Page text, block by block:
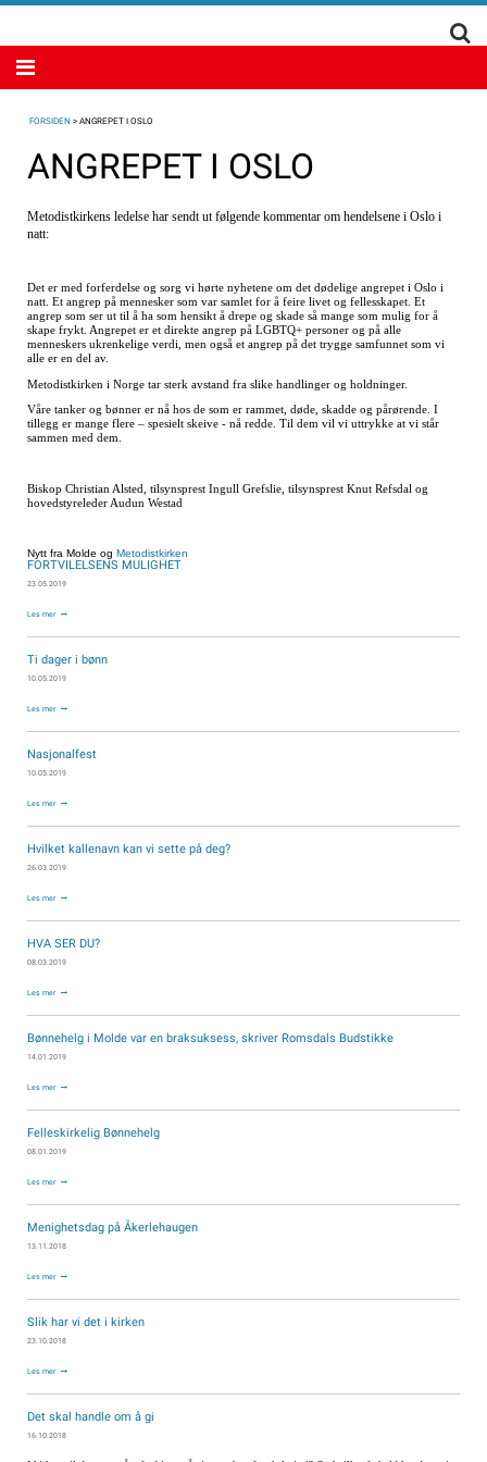
FORSIDEN > ANGREPET I OSLO
ANGREPET I OSLO
Metodistkirkens ledelse har sendt ut følgende kommentar om hendelsene i Oslo i
natt:
Det er med forferdelse og sorg vi hørte nyhetene om det dødelige angrepet i Oslo i
natt. Et angrep på mennesker som var samlet for å feire livet og fellesskapet. Et
angrep som ser ut til å ha som hensikt å drepe og skade så mange som mulig for å
skape frykt. Angrepet er et direkte angrep på LGBTQ+ personer og på alle
menneskers ukrenkelige verdi, men også et angrep på det trygge samfunnet som vi
alle er en del av.
Metodistkirken i Norge tar sterk avstand fra slike handlinger og holdninger.
Våre tanker og bønner er nå hos de som er rammet, døde, skadde og pårørende. I
tillegg er mange flere – spesielt skeive - nå redde. Til dem vil vi uttrykke at vi står
sammen med dem.
Biskop Christian Alsted, tilsynsprest Ingull Grefslie, tilsynsprest Knut Refsdal og
hovedstyreleder Audun Westad
Nytt fra Molde og Metodistkirken
FORTVILELSENS MULIGHET
23.05.2019
Les mer
Ti dager i bønn
10.05.2019
Les mer
Nasjonalfest
10.05.2019
Les mer
Hvilket kallenavn kan vi sette på deg?
26.03.2019
Les mer
HVA SER DU?
08.03.2019
Les mer
Bønnehelg i Molde var en braksuksess, skriver Romsdals Budstikke
14.01.2019
Les mer
Felleskirkelig Bønnehelg
08.01.2019
Les mer
Menighetsdag på Åkerlehaugen
13.11.2018
Les mer
Slik har vi det i kirken
23.10.2018
Les mer
Det skal handle om å gi
16.10.2018